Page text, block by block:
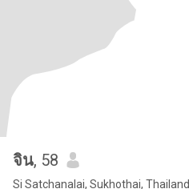
จิน, 58
Si Satchanalai, Sukhothai, Thailand